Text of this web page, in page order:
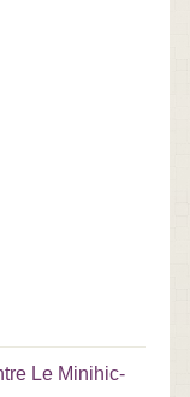
Le Minihic-